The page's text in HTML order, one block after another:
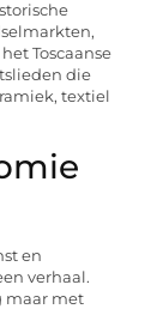
Toscaanse
die
textiel
en
verhaal.
maar met